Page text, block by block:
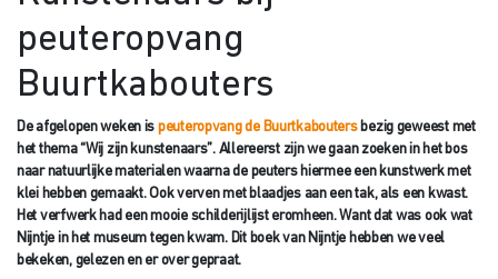
peuteropvang
Buurtkabouters
De afgelopen weken is peuteropvang de Buurtkaboutersbezig geweest met
het thema “Wij zijn kunstenaars”. Allereerst zijn we gaan zoeken in het bos
naar natuurlijke materialen waarna de peuters hiermee een kunstwerk met
klei hebben gemaakt. Ook verven met blaadjes aan een tak, als een kwast.
Het verfwerk had een mooie schilderijlijst eromheen. Want dat was ook wat
Nijntje in het museum tegen kwam. Dit boek van Nijntje hebben we veel
bekeken, gelezen en er over gepraat.